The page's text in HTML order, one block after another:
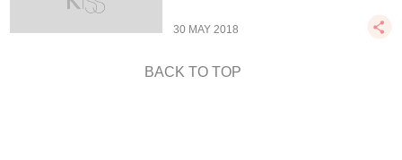
30 MAY 2018
BACK TO TOP